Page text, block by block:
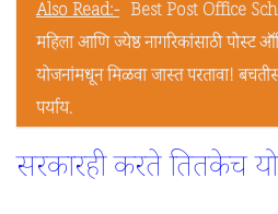
Also Read:- Best Post Office
महिला आणि ज्येष्ठ नागरिकांसाठी पोस्ट
योजनांमधून मिळवा जास्त परतावा!
पर्याय.
सरकारही करते तितकेच